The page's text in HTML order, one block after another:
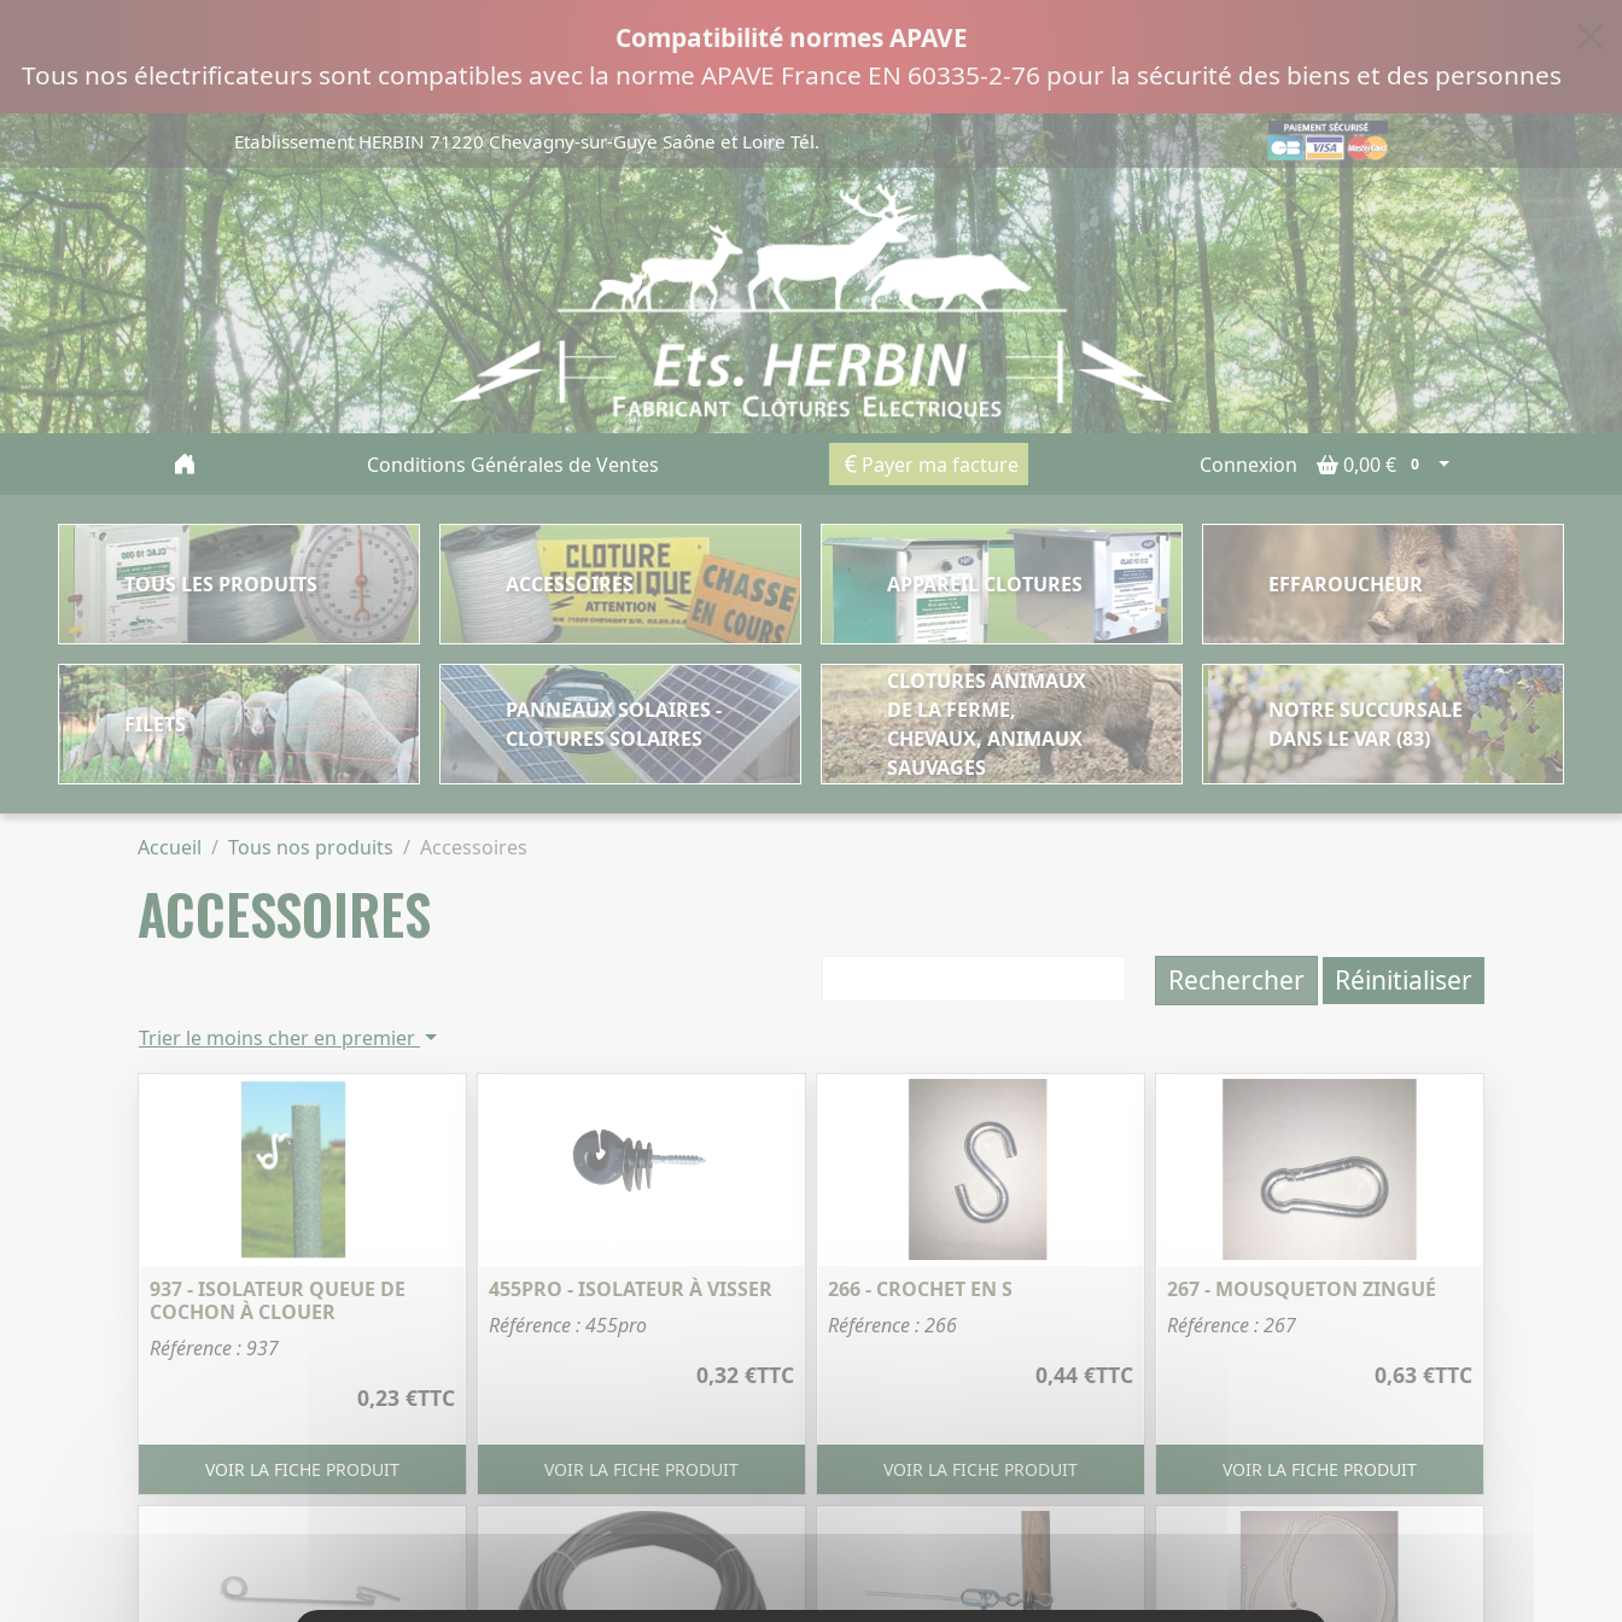
Compatibilité normes APAVE
Tous nos électrificateurs sont compatibles avec la norme APAVE France EN 60335-2-76 pour la sécurité des biens et des personnes
Etablissement HERBIN 71220 Chevagny-sur-Guye Saône et Loire Tél. 03 85 24 65 23
Conditions Générales de Ventes Payer ma facture Connexion 0,00 € 0
TOUS LES PRODUITS ACCESSOIRES APPAREIL CLOTURES EFFAROUCHEUR
FILETS
PANNEAUX SOLAIRES -
CLOTURES SOLAIRES
CLOTURES ANIMAUX
DE LA FERME,
CHEVAUX, ANIMAUX
SAUVAGES
NOTRE SUCCURSALE
DANS LE VAR (83)
Accueil Tous nos produits Accessoires
ACCESSOIRES
Rechercher Réinitialiser
Trier le moins cher en premier
937 - ISOLATEUR QUEUE DE
COCHON À CLOUER
Référence : 937
0,23 €TTC
VOIR LA FICHE PRODUIT
455PRO - ISOLATEUR À VISSER
Référence : 455pro
0,32 €TTC
VOIR LA FICHE PRODUIT
266 - CROCHET EN S
Référence : 266
0,44 €TTC
VOIR LA FICHE PRODUIT
267 - MOUSQUETON ZINGUÉ
Référence : 267
0,63 €TTC
VOIR LA FICHE PRODUIT